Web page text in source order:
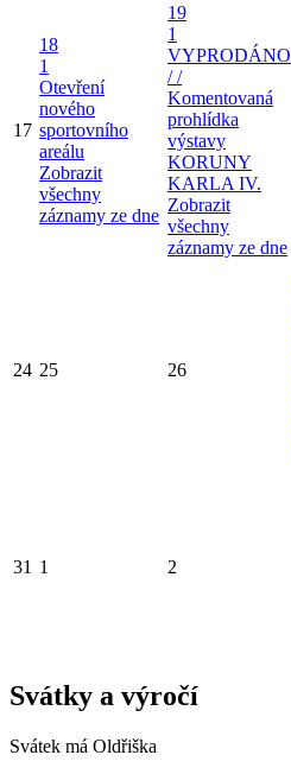
17
18
1
Otevření
nového
sportovního
areálu
Zobrazit
všechny
záznamy ze dne
19
1
VYPRODÁNO
/ /
Komentovaná
prohlídka
výstavy
KORUNY
KARLA IV.
Zobrazit
všechny
záznamy ze dne
24 25 26
31 1 2
Svátky a výročí
Svátek má Oldřiška